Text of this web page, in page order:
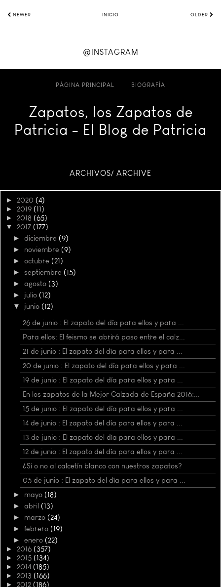
NEWER INICIO OLDER
@INSTAGRAM
PÁGINA PRINCIPAL BIOGRAFÍA
Zapatos, los Zapatos de
Patricia - El Blog de Patricia
ARCHIVOS/ ARCHIVE
► 2020 (4)
► 2019 (11)
► 2018 (65)
▼ 2017 (177)
► diciembre (9)
► noviembre (9)
► octubre (21)
► septiembre (15)
► agosto (3)
► julio (12)
▼ junio (12)
26 de junio : El zapato del día para ellos y para ...
Para ellos: El feismo se abrirá paso entre el calz...
21 de junio : El zapato del día para ellos y para ...
20 de junio : El zapato del día para ellos y para ...
19 de junio : El zapato del día para ellos y para ...
En los zapatos de la Mejor Calzada de España 2016:...
15 de junio : El zapato del día para ellos y para ...
14 de junio : El zapato del día para ellos y para ...
13 de junio : El zapato del día para ellos y para ...
12 de junio : El zapato del día para ellos y para ...
¿Sí o no al calcetín blanco con nuestros zapatos?
05 de junio : El zapato del día para ellos y para ...
► mayo (18)
► abril (13)
► marzo (24)
► febrero (19)
► enero (22)
► 2016 (357)
► 2015 (134)
► 2014 (185)
► 2013 (166)
► 2012 (186)